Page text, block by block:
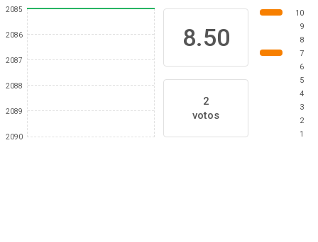
2085
2086
2087
2088
2089
2090
8.50
2
votos
10
9
8
7
6
5
4
3
2
1